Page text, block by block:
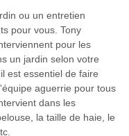
ou un entretien
pour vous. Tony
pour les
un jardin selon votre
est essentiel de faire
aguerrie pour tous
dans les
la taille de haie, le